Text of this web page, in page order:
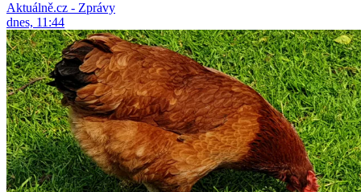
Aktuálně.cz - Zprávy
dnes, 11:44